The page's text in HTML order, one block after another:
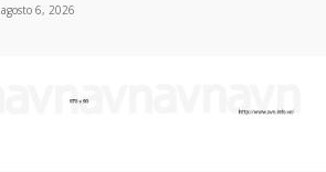
agosto 6, 2026